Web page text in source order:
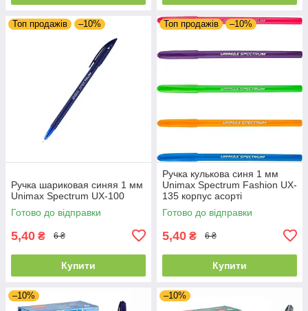
Топ продажів –10%
Ручка шариковая синяя 1 мм
Unimax Spectrum UX-100
Готово до відправки
5,40 ₴ 6 ₴
Купити
Топ продажів –10%
Ручка кулькова синя 1 мм
Unimax Spectrum Fashion UX-
135 корпус асорті
Готово до відправки
5,40 ₴ 6 ₴
Купити
–10% –10%